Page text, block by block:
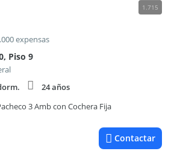
1.715
expensas
Piso 9
24 años
3 Amb con Cochera Fija
Contactar